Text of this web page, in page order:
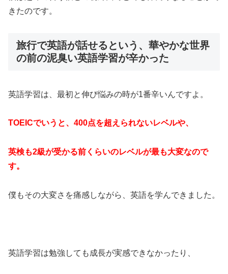
きたのです。
旅行で英語が話せるという、華やかな世界
の前の泥臭い英語学習が辛かった
英語学習は、最初と伸び悩みの時が1番辛いんですよ。
TOEICでいうと、400点を超えられないレベルや、
英検も2級が受かる前くらいのレベルが最も大変なので
す。
僕もその大変さを痛感しながら、英語を学んできました。
英語学習は勉強しても成長が実感できなかったり、